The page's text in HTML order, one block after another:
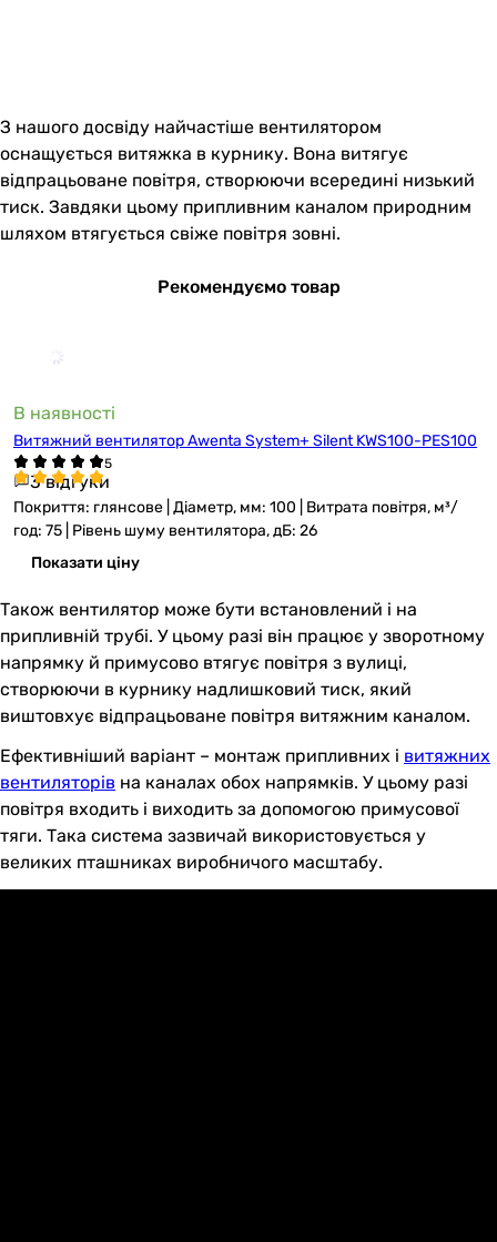
З нашого досвіду найчастіше вентилятором
оснащується витяжка в курнику. Вона витягує
відпрацьоване повітря, створюючи всередині низький
тиск. Завдяки цьому припливним каналом природним
шляхом втягується свіже повітря зовні.
Рекомендуємо товар
В наявності
Витяжний вентилятор Awenta System+ Silent KWS100-PES100
3 відгуки
Покриття: глянсове | Діаметр, мм: 100 | Витрата повітря, м³/
год: 75 | Рівень шуму вентилятора, дБ: 26
Показати ціну
Також вентилятор може бути встановлений і на
припливній трубі. У цьому разі він працює у зворотному
напрямку й примусово втягує повітря з вулиці,
створюючи в курнику надлишковий тиск, який
виштовхує відпрацьоване повітря витяжним каналом.
Ефективніший варіант – монтаж припливних і витяжних
вентиляторів на каналах обох напрямків. У цьому разі
повітря входить і виходить за допомогою примусової
тяги. Така система зазвичай використовується у
великих пташниках виробничого масштабу.